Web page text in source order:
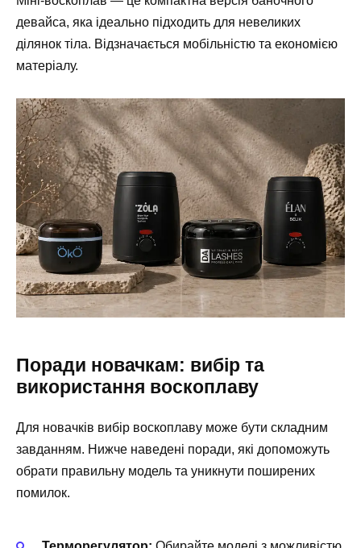
девайса, яка ідеально підходить для невеликих
ділянок тіла. Відзначається мобільністю та економією
матеріалу.
Поради новачкам: вибір та
використання воскоплаву
Для новачків вибір воскоплаву може бути складним
завданням. Нижче наведені поради, які допоможуть
обрати правильну модель та уникнути поширених
помилок.